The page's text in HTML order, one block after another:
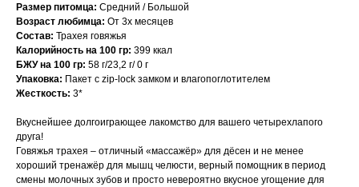
Размер питомца: Средний / Большой
Возраст любимца: От 3х месяцев
Состав: Трахея говяжья
Калорийность на 100 гр: 399 ккал
БЖУ на 100 гр: 58 г/23,2 г/ 0 г
Упаковка: Пакет с zip-lock замком и влагопоглотителем
Жесткость: 3*
Вкуснейшее долгоиграющее лакомство для вашего четырехлапого
друга!
Говяжья трахея – отличный «массажёр» для дёсен и не менее
хороший тренажёр для мышц челюсти, верный помощник в период
смены молочных зубов и просто невероятно вкусное угощение для